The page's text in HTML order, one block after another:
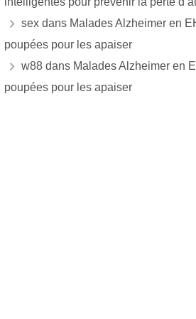
sexdans Malades Alzheimer en
poupées pour les apaiser
w88dans Malades Alzheimer en
poupées pour les apaiser